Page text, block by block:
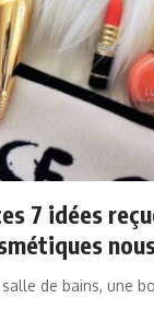
7 idées
de bains, une